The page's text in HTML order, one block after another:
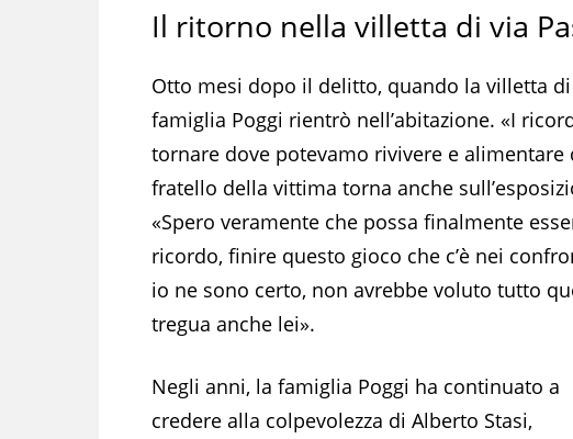
Il ritorno nella villetta di via
Otto mesi dopo il delitto, quando la villetta
famiglia Poggi rientrò nell’abitazione. «I
tornare dove potevamo rivivere e
fratello della vittima torna anche
«Spero veramente che possa finalmente
ricordo, finire questo gioco che c’è nei
io ne sono certo, non avrebbe voluto tutto
tregua anche lei».
Negli anni, la famiglia Poggi ha continuato a
credere alla colpevolezza di Alberto Stasi,